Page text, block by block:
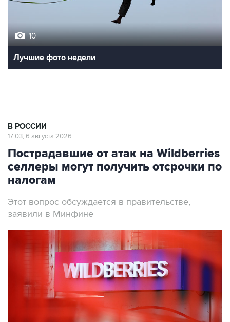
10
Лучшие фото недели
В РОССИИ
17:03, 6 августа 2026
Пострадавшие от атак на Wildberries
селлеры могут получить отсрочки по
налогам
Этот вопрос обсуждается в правительстве,
заявили в Минфине